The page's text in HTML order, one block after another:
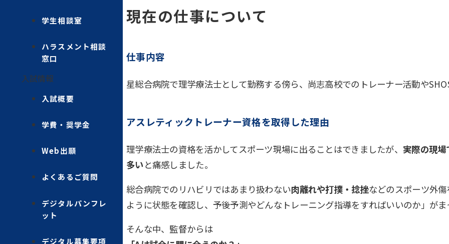
学生相談室
ハラスメント相談
窓口
入試情報
入試概要
学費・奨学金
Web出願
よくあるご質問
デジタルパンフレ
ット
デジタル募集要項
現在の仕事について
仕事内容
星総合病院で理学療法士として勤務する傍ら、尚志高校でのトレーナー活動や
アスレティックトレーナー資格を取得した理由
理学療法士の資格を活かしてスポーツ現場に出ることはできましたが、 実際の現
多いと痛感しました。
総合病院でのリハビリではあまり扱わない肉離れや打撲・捻挫などのスポーツ外
ように状態を確認し、予後予測やどんなトレーニング指導をすればいいのか」が
そんな中、監督からは